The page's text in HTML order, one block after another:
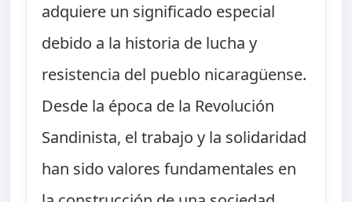
adquiere un significado especial
debido a la historia de lucha y
resistencia del pueblo nicaragüense.
Desde la época de la Revolución
Sandinista, el trabajo y la solidaridad
han sido valores fundamentales en